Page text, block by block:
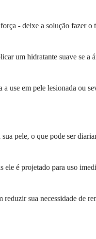
- deixe a solução fazer o
um hidratante suave se a
use em pele lesionada ou
pele, o que pode ser
é projetado para uso
sua necessidade de